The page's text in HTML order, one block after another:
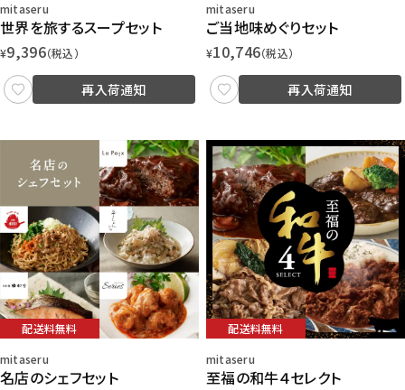
mitaseru
世界を旅するスープセット
¥9,396（税込）
再入荷通知
mitaseru
ご当地味めぐりセット
¥10,746（税込）
再入荷通知
配送料無料
mitaseru
名店のシェフセット
配送料無料
mitaseru
至福の和牛４セレクト